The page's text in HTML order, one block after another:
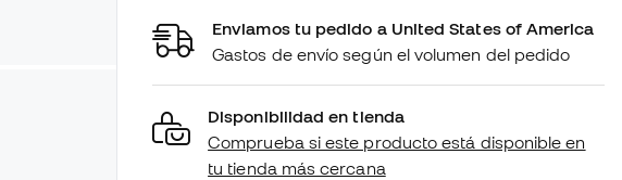
Enviamos tu pedido a United States of America
Gastos de envío según el volumen del pedido
Disponibilidad en tienda
Comprueba si este producto está disponible en
tu tienda más cercana